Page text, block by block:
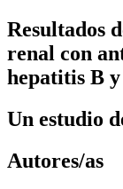
Resultados
renal con
hepatitis B
Un estudio
Autores/as